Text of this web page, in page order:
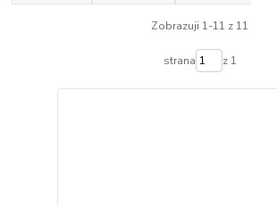
Zobrazuji 1-11 z 11
strana z 1